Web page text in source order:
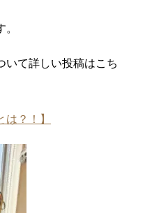
いて詳しい投稿はこち
は？！】